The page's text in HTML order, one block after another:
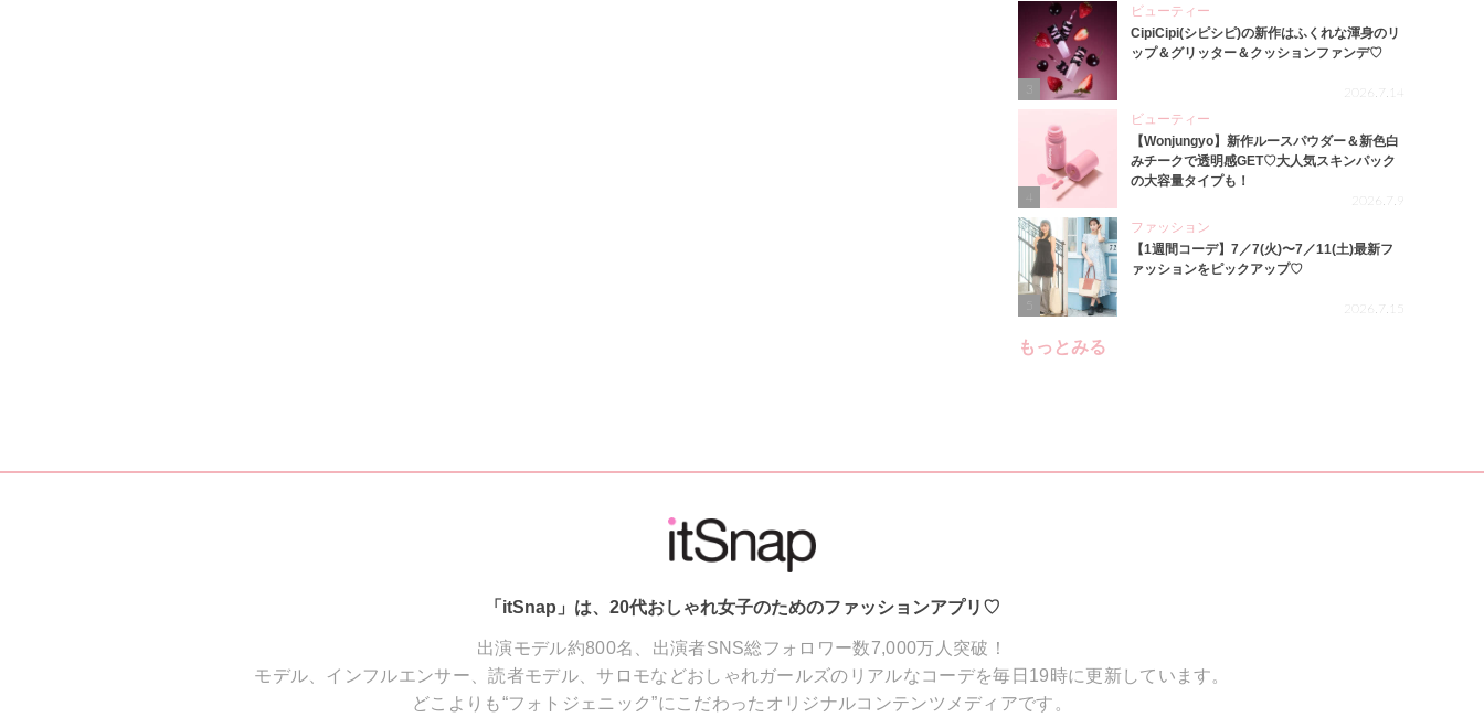
3
ビューティー
CipiCipi(シピシピ)の新作はふくれな渾身のリ
ップ＆グリッター＆クッションファンデ♡
2026.7.14
4
ビューティー
【Wonjungyo】新作ルースパウダー＆新色白
みチークで透明感GET♡大人気スキンパック
の大容量タイプも！
2026.7.9
ファッション
【1週間コーデ】7／7(火)〜7／11(土)最新フ
ァッションをピックアップ♡
2026.7.15
もっとみる
「itSnap」は、20代おしゃれ女子のためのファッションアプリ♡
出演モデル約800名、出演者SNS総フォロワー数7,000万人突破！
モデル、インフルエンサー、読者モデル、サロモなどおしゃれガールズのリアルなコーデを毎日19時に更新しています。
どこよりも“フォトジェニック”にこだわったオリジナルコンテンツメディアです。